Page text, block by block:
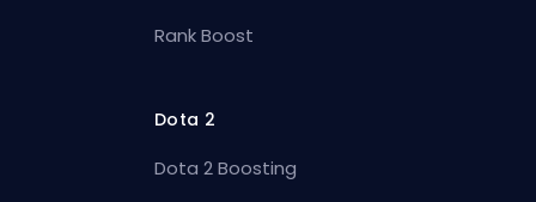
Rank Boost
Dota 2
Dota 2 Boosting